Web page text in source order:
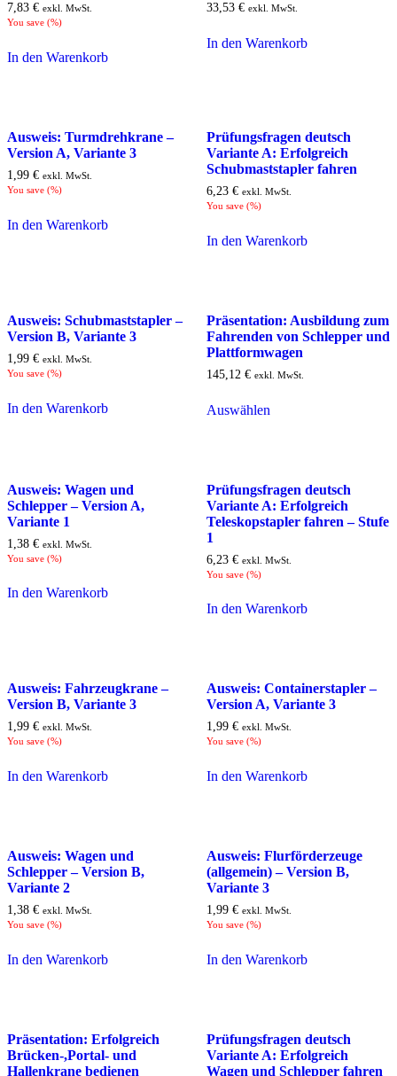
7,83 € exkl. MwSt.
You save (%)
In den Warenkorb
33,53 € exkl. MwSt.
In den Warenkorb
Ausweis: Turmdrehkrane –
Version A, Variante 3
1,99 € exkl. MwSt.
You save (%)
In den Warenkorb
Prüfungsfragen deutsch
Variante A: Erfolgreich
Schubmaststapler fahren
6,23 € exkl. MwSt.
You save (%)
In den Warenkorb
Ausweis: Schubmaststapler –
Version B, Variante 3
1,99 € exkl. MwSt.
You save (%)
In den Warenkorb
Präsentation: Ausbildung zum
Fahrenden von Schlepper und
Plattformwagen
145,12 € exkl. MwSt.
Auswählen
Ausweis: Wagen und
Schlepper – Version A,
Variante 1
1,38 € exkl. MwSt.
You save (%)
In den Warenkorb
Prüfungsfragen deutsch
Variante A: Erfolgreich
Teleskopstapler fahren – Stufe
1
6,23 € exkl. MwSt.
You save (%)
In den Warenkorb
Ausweis: Fahrzeugkrane –
Version B, Variante 3
1,99 € exkl. MwSt.
You save (%)
In den Warenkorb
Ausweis: Containerstapler –
Version A, Variante 3
1,99 € exkl. MwSt.
You save (%)
In den Warenkorb
Ausweis: Wagen und
Schlepper – Version B,
Variante 2
1,38 € exkl. MwSt.
You save (%)
In den Warenkorb
Ausweis: Flurförderzeuge
(allgemein) – Version B,
Variante 3
1,99 € exkl. MwSt.
You save (%)
In den Warenkorb
Präsentation: Erfolgreich
Brücken-,Portal- und
Hallenkrane bedienen
Prüfungsfragen deutsch
Variante A: Erfolgreich
Wagen und Schlepper fahren